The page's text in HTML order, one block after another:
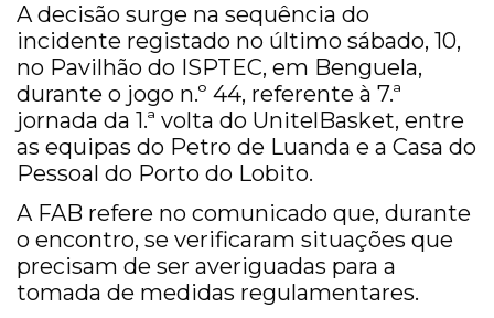
A decisão surge na sequência do
incidente registado no último sábado, 10,
no Pavilhão do ISPTEC, em Benguela,
durante o jogo n.º 44, referente à 7.ª
jornada da 1.ª volta do UnitelBasket, entre
as equipas do Petro de Luanda e a Casa do
Pessoal do Porto do Lobito.
A FAB refere no comunicado que, durante
o encontro, se verificaram situações que
precisam de ser averiguadas para a
tomada de medidas regulamentares.